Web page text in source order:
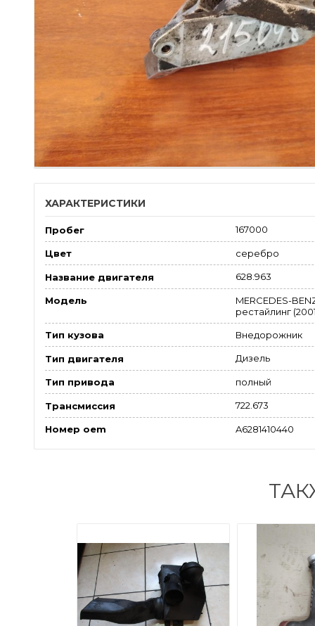
ХАРАКТЕРИСТИКИ
Пробег 167000
Цвет серебро
Название двигателя 628.963
Модель
MERCEDES-
рестайлинг
Тип кузова Внедорожник
Тип двигателя Дизель
Тип привода полный
Трансмиссия 722.673
Номер oem A6281410440